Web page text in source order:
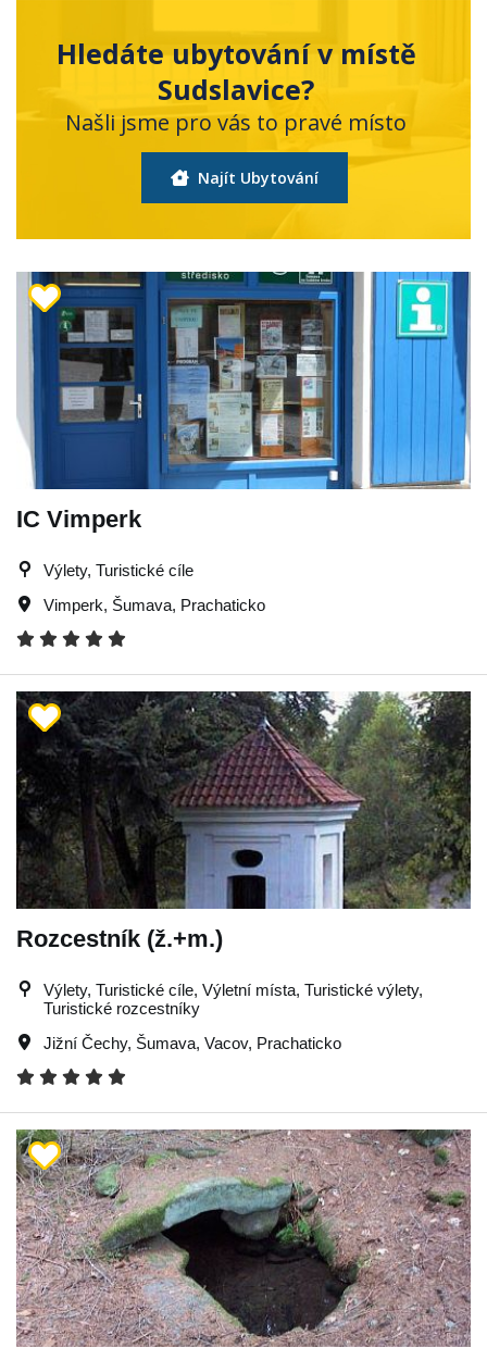
Hledáte ubytování v místě
Sudslavice?
Našli jsme pro vás to pravé místo
Najít Ubytování
IC Vimperk
Výlety, Turistické cíle
Vimperk, Šumava, Prachaticko
Rozcestník (ž.+m.)
Výlety, Turistické cíle, Výletní místa, Turistické výlety,
Turistické rozcestníky
Jižní Čechy, Šumava, Vacov, Prachaticko